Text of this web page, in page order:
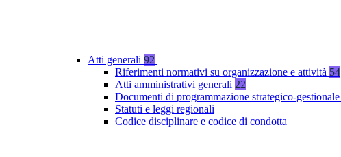
Atti generali 92
Riferimenti normativi su organizzazione e attività 54
Atti amministrativi generali 22
Documenti di programmazione strategico-gestionale
Statuti e leggi regionali
Codice disciplinare e codice di condotta